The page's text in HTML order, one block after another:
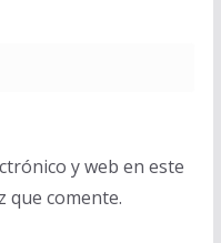
y web en este
que comente.